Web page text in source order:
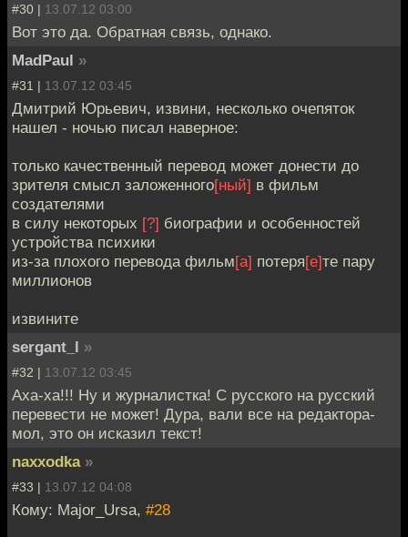
#30 | 13.07.12 03:00
Вот это да. Обратная связь, однако.
MadPaul »
#31 | 13.07.12 03:45
Дмитрий Юрьевич, извини, несколько очепяток
нашел - ночью писал наверное:
только качественный перевод может донести до
зрителя смысл заложенного[ный] в фильм
создателями
в силу некоторых [?] биографии и особенностей
устройства психики
из-за плохого перевода фильм[а] потеря[е]те пару
миллионов
извините
sergant_l »
#32 | 13.07.12 03:45
Аха-ха!!! Ну и журналистка! С русского на русский
перевести не может! Дура, вали все на редактора-
мол, это он исказил текст!
naxxodka »
#33 | 13.07.12 04:08
Кому: Major_Ursa, #28